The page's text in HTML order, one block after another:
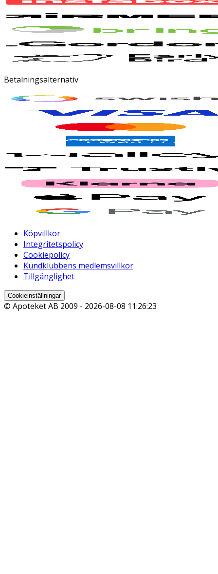
Betalningsalternativ
Köpvillkor
Integritetspolicy
Cookiepolicy
Kundklubbens medlemsvillkor
Tillgänglighet
Cookieinställningar
© Apoteket AB 2009 - 2026-08-08 11:26:23